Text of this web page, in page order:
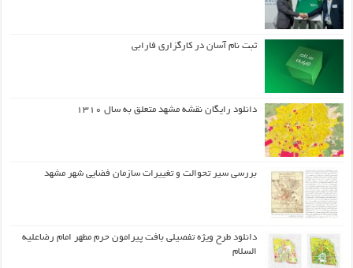
ثبت نام آسان در کارگزاری فارابی
دانلود رایگان نقشه مشهد متعلق به سال ۱۳۱۰
بررسی سیر تحوالت و تغییرات سازمان فضایی شهر مشهد
دانلود طرح ويژه تفصيلي بافت پيرامون حرم مطهر امام رضاعليه
السلام